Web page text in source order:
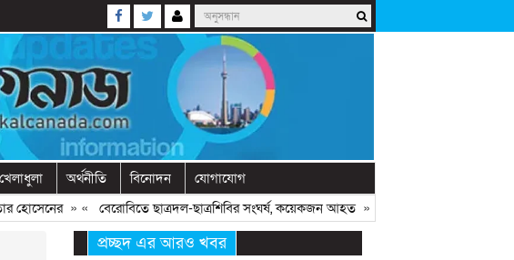
খেলাধুলা অর্থনীতি বিনোদন যোগাযোগ
» « বেরোবিতে ছাত্রদল-ছাত্রশিবির সংঘর্ষ, কয়েকজন আহত» « অনুষ্ঠানে বক্তব্যের আগে চোখে
প্রচ্ছদ এর আরও খবর